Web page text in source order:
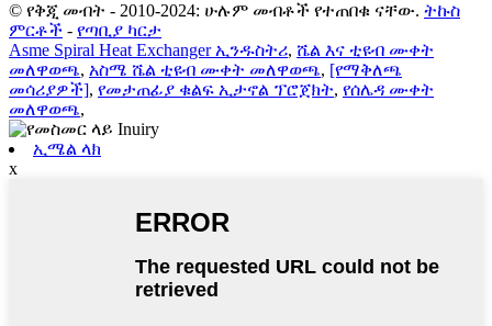
© የቅጂ መብት - 2010-2024: ሁሉም መብቶች የተጠበቁ ናቸው. ትኩስ
ምርቶች - የጣቢያ ካርታ
Asme Spiral Heat Exchanger ኢንዱስትሪ, ሼል እና ቲዩብ ሙቀት
መለዋወጫ, አስሜ ሼል ቲዩብ ሙቀት መለዋወጫ, [የማቅለጫ
መሳሪያዎች], የመታጠፊያ ቁልፍ ኢታኖል ፕሮጀክት, የሰሌዳ ሙቀት
መለዋወጫ,
ኢሜል ላክ
x